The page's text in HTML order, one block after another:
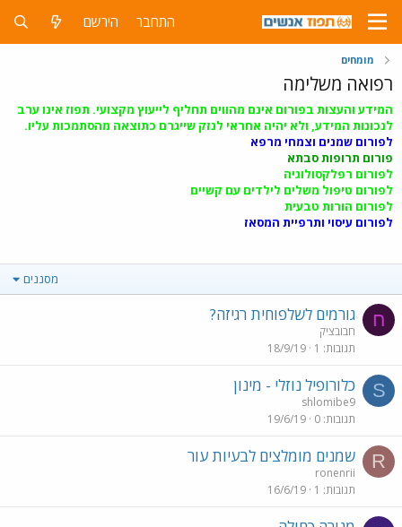
התחבר הירשם
מומחים
רפואה משלימה
המידע והעצות בפורום אינם מהווים תחליף לייעוץ מקצועי. תפוז אינו ערב
לנכונות המידע, ולא יהיה אחראי לנזק שייגרם כתוצאה מהסתמכות עליו.
לפורום שמנים וצמחי מרפא
פורום תרופות סבתא
לפורום רפלקסולוגיה
לפורום טיפול משלים לילדים עם קשיים
לפורום הורות טבעית
לפורום עיסוי ותרפיית המסאז
מסננים
ח גורמים לשלפוחית רגיזה?
חבובציק
תגובות 1
18/9/19
S כלורופיל נוזלי - מינון
shlomibe9
תגובות 0
19/6/19
R שמנים מומלצים לבעיות עור
ronenrii
תגובות 1
16/6/19